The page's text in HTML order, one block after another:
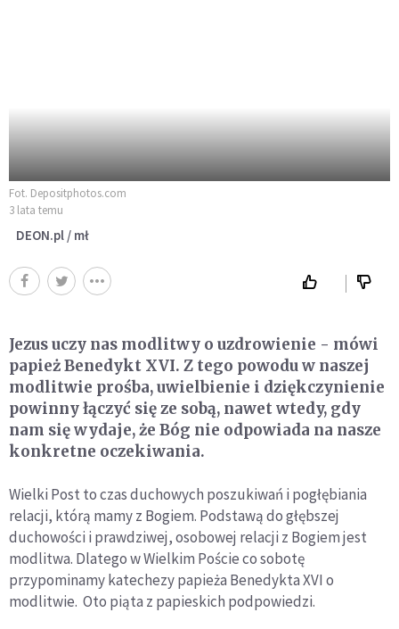
Fot. Depositphotos.com
3 lata temu
DEON.pl / mł
Jezus uczy nas modlitwy o uzdrowienie - mówi
papież Benedykt XVI. Z tego powodu w naszej
modlitwie prośba, uwielbienie i dziękczynienie
powinny łączyć się ze sobą, nawet wtedy, gdy
nam się wydaje, że Bóg nie odpowiada na nasze
konkretne oczekiwania.
Wielki Post to czas duchowych poszukiwań i pogłębiania
relacji, którą mamy z Bogiem. Podstawą do głębszej
duchowości i prawdziwej, osobowej relacji z Bogiem jest
modlitwa. Dlatego w Wielkim Poście co sobotę
przypominamy katechezy papieża Benedykta XVI o
modlitwie. Oto piąta z papieskich podpowiedzi.